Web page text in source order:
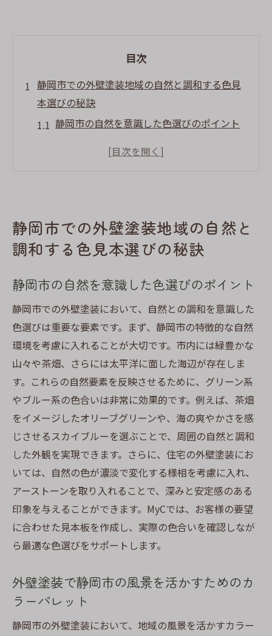
目次
静岡市での外壁塗装地域の自然と調和する色見
本選びの秘訣
静岡市の自然を意識した色選びのポイント
外壁塗装で静岡市の風景を活かすためのカ
ラーパレット
自然と建物の調和を図る色の選び方
静岡市の伝統と現代性を取り入れた色選び
込む色の選び方
個性的でありながら地域と調和する色の選
定
静岡市の自然美を反映した外壁デザイン
住まいを静岡市の文化と結びつける色使い
静岡市特有の風景に馴染む色の工夫
外壁塗装で実現する静岡市の風情
周囲の景観を引き立てる配色のアプローチ
MyCの見本板サービスで納得の色を静岡市での
外壁塗装成功の鍵
見本板で確認できる静岡市に合うカラー
納得の色選びを実現するMyCのサービス
MyCの見本板を活用した色選びの効果
静岡市での失敗しない外壁塗装のための見
色見本と実際の仕上がりを比較する方法
MyCの見本板サービスで理想の外壁塗装を
実現
静岡市での外壁塗装地域の自然と
調和する色見本選びの秘訣
静岡市の自然を意識した色選びのポイント
静岡市での外壁塗装において、自然との調和を意識した
色選びは重要な要素です。まず、静岡市の特徴的な自然
環境を考慮に入れることが大切です。市内には緑豊かな
山々や茶畑、さらには太平洋に面した海辺が存在しま
す。これらの自然要素を反映させるために、グリーン系
やブルー系の色合いは非常に効果的です。例えば、茶畑
をイメージしたオリーブグリーンや、海の爽やかさを感
じさせるスカイブルーを選ぶことで、周囲の自然と調和
した外観を実現できます。さらに、住宅の外壁塗装にお
いては、自然の色が濃淡で変化する様相を考慮に入れ、
アーストーンを取り入れることで、深みと安定感のある
印象を与えることができます。MyCでは、お客様の要望
に合わせた見本板を作成し、実際の色合いを確認しなが
ら最適な色選びをサポートします。
外壁塗装で静岡市の風景を活かすためのカ
ラーパレット
静岡市の外壁塗装において、地域の風景を活かすカラー